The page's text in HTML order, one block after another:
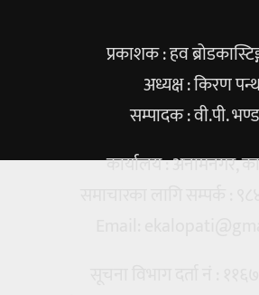
प्रकाशक : हव
अध्यक्ष : किरण
सम्पादक : वी.पी.
कार्यालय : अनामनगर,